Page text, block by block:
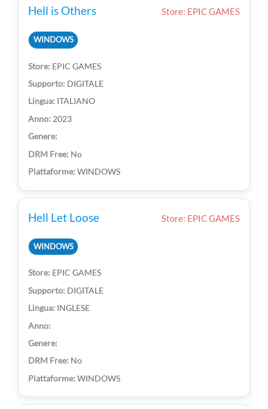
Hell is Others Store: EPIC GAMES
WINDOWS
EPIC GAMES
DIGITALE
ITALIANO
2023
No
WINDOWS
Hell Let Loose Store: EPIC GAMES
WINDOWS
EPIC GAMES
DIGITALE
INGLESE
No
WINDOWS